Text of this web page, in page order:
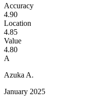
Accuracy
4.90
Location
4.85
Value
4.80
A
Azuka A.
January 2025